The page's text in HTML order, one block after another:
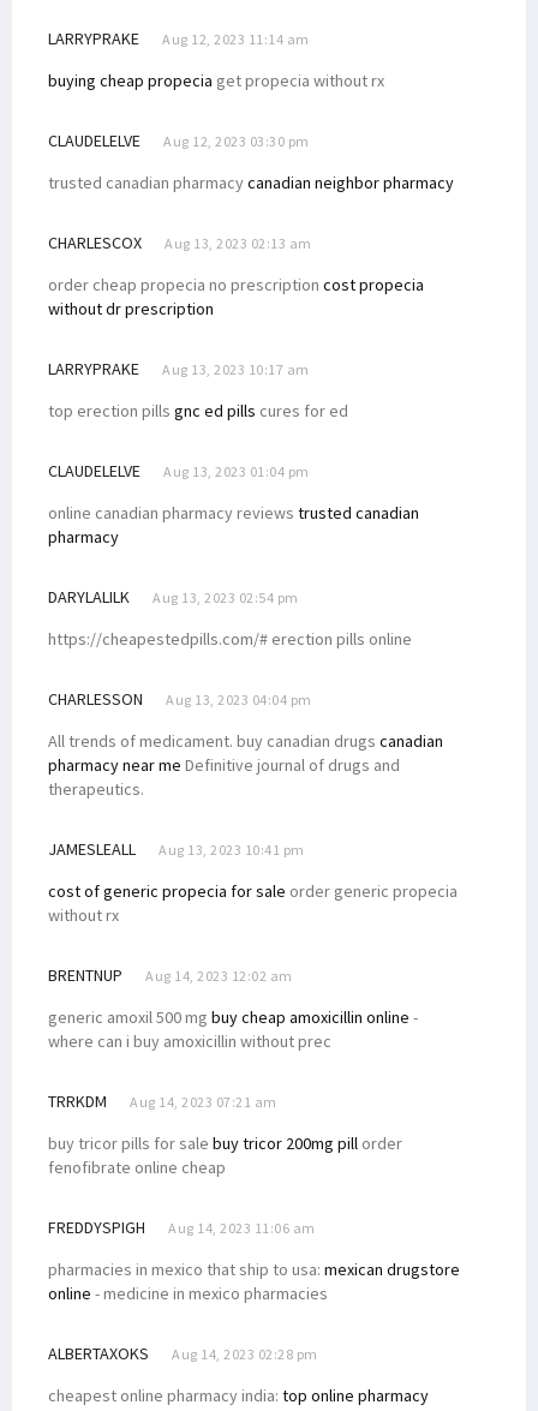
LARRYPRAKE Aug 12, 2023 11:14 am
buying cheap propecia get propecia without rx
CLAUDELELVE Aug 12, 2023 03:30 pm
trusted canadian pharmacycanadian neighbor pharmacy
CHARLESCOX Aug 13, 2023 02:13 am
order cheap propecia no prescription cost propecia
without dr prescription
LARRYPRAKE Aug 13, 2023 10:17 am
top erection pills gnc ed pills cures for ed
CLAUDELELVE Aug 13, 2023 01:04 pm
online canadian pharmacy reviews trusted canadian
pharmacy
DARYLALILK Aug 13, 2023 02:54 pm
https://cheapestedpills.com/# erection pills online
CHARLESSON Aug 13, 2023 04:04 pm
All trends of medicament. buy canadian drugs canadian
pharmacy near me Definitive journal of drugs and
therapeutics.
JAMESLEALL Aug 13, 2023 10:41 pm
cost of generic propecia for sale order generic propecia
without rx
BRENTNUP Aug 14, 2023 12:02 am
generic amoxil 500 mg buy cheap amoxicillin online -
where can i buy amoxicillin without prec
TRRKDM Aug 14, 2023 07:21 am
buy tricor pills for sale buy tricor 200mg pill order
fenofibrate online cheap
FREDDYSPIGH Aug 14, 2023 11:06 am
pharmacies in mexico that ship to usa: mexican drugstore
online - medicine in mexico pharmacies
ALBERTAXOKS Aug 14, 2023 02:28 pm
cheapest online pharmacy india: top online pharmacy